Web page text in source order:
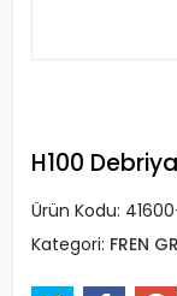
H100
Ürün Kodu:
Kategori: FREN